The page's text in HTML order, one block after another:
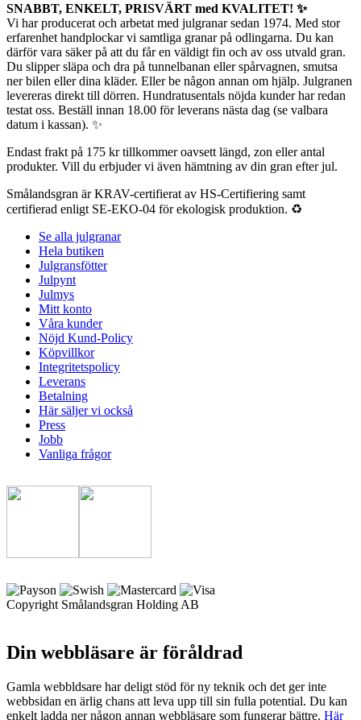
SNABBT, ENKELT, PRISVÄRT med KVALITET! ✨
Vi har producerat och arbetat med julgranar sedan 1974. Med stor
erfarenhet handplockar vi samtliga granar på odlingarna. Du kan
därför vara säker på att du får en väldigt fin och av oss utvald gran.
Du slipper släpa och dra på tunnelbanan eller spårvagnen, smutsa
ner bilen eller dina kläder. Eller be någon annan om hjälp. Julgranen
levereras direkt till dörren. Hundratusentals nöjda kunder har redan
testat oss. Beställ innan 18.00 för leverans nästa dag (se valbara
datum i kassan). ✨
Endast frakt på 175 kr tillkommer oavsett längd, zon eller antal
produkter. Vill du erbjuder vi även hämtning av din gran efter jul.
Smålandsgran är KRAV-certifierat av HS-Certifiering samt
certifierad enligt SE-EKO-04 för ekologisk produktion. ♻️
Se alla julgranar
Hela butiken
Julgransfötter
Julpynt
Julmys
Mitt konto
Våra kunder
Nöjd Kund-Policy
Köpvillkor
Integritetspolicy
Leverans
Betalning
Här säljer vi också
Press
Jobb
Vanliga frågor
Copyright Smålandsgran Holding AB
Din webbläsare är föråldrad
Gamla webbldsare har deligt stöd för ny teknik och det ger inte
webbsidan en ärlig chans att leva upp till sin fulla potential. Du kan
enkelt ladda ner någon annan webbläsare som fungerar bättre. Här